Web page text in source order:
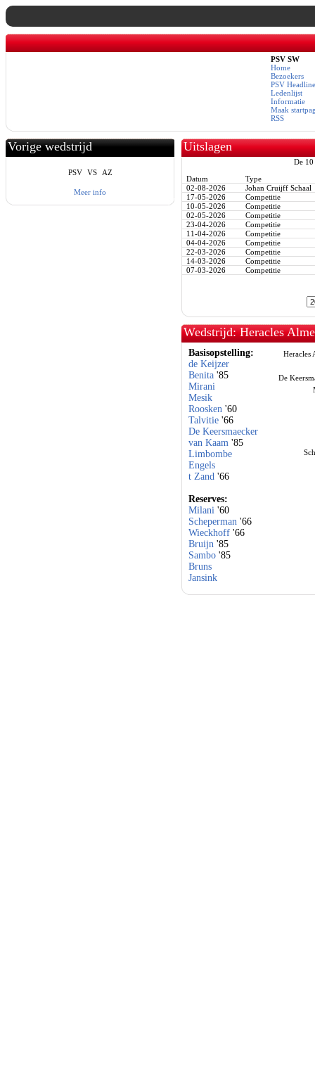
PSV SW
Home
Bezoekers
PSV
Ledenlijst
Informatie
Maak
RSS
Vorige wedstrijd
PSV VS AZ
Meer info
Uitslagen
De 10
Datum
Type
02-08-2026
Johan Cruijff Schaal
17-05-2026
Competitie
10-05-2026
Competitie
02-05-2026
Competitie
23-04-2026
Competitie
11-04-2026
Competitie
04-04-2026
Competitie
22-03-2026
Competitie
14-03-2026
Competitie
07-03-2026
Competitie
Wedstrijd: Heracles
Basisopstelling:
de Keijzer
Benita'85
Mirani
Mesik
Roosken'60
Talvitie'66
De Keersmaecker
van Kaam'85
Limbombe
Engels
t Zand'66
Reserves:
Milani'60
Scheperman'66
Wieckhoff'66
Bruijn'85
Sambo'85
Bruns
Jansink
Heracles
De